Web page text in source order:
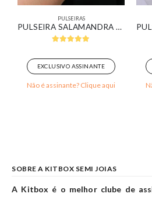
PULSEIRAS
PULSEIRA SALAMANDRA BANHADO EM OURO 18K
EXCLUSIVO ASSINANTE
Não é assinante? Clique aqui
SOBRE A KITBOX SEMI JOIAS
A Kitbox é o melhor clube de